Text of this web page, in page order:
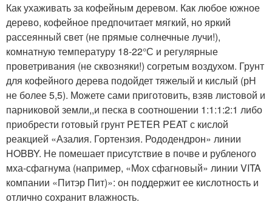
Как ухаживать за кофейным деревом. Как любое южное
дерево, кофейное предпочитает мягкий, но яркий
рассеянный свет (не прямые солнечные лучи!),
комнатную температуру 18-22°С и регулярные
проветривания (не сквозняки!) согретым воздухом. Грунт
для кофейного дерева подойдет тяжелый и кислый (рН
не более 5,5). Можете сами приготовить, взяв листовой и
парниковой земли,,и песка в соотношении 1:1:1:2:1 либо
приобрести готовый грунт PETER PEAT с кислой
реакцией «Азалия. Гортензия. Рододендрон» линии
HOBBY. Не помешает присутствие в почве и рубленого
мха-сфагнума (например, «Мох сфагновый» линии VITA
компании «Питэр Пит)»: он поддержит ее кислотность и
отлично сохранит влажность.